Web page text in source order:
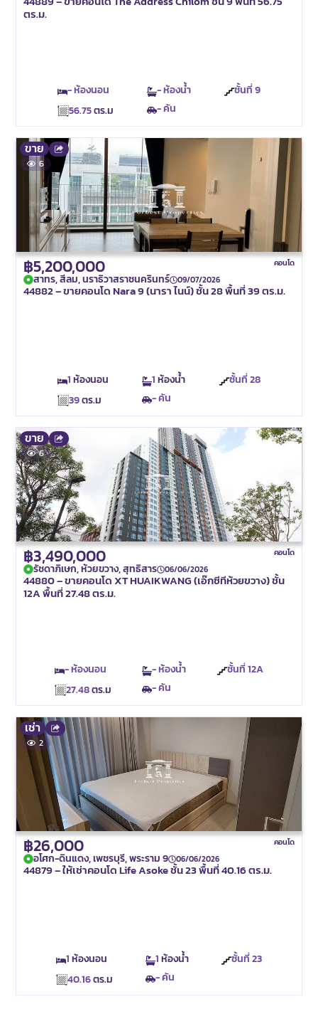
ตร.ม.
- ห้องนอน - ห้องน้ำ ชั้นที่9
56.75ตร.ม - คัน
ขาย
6
฿5,200,000 คอนโด
สาทร, สีลม, นราธิวาสราชนครินทร์ 09/07/2026
44882 – ขายคอนโด Nara 9 (นารา ไนน์) ชั้น 28 พื้นที่ 39 ตร.ม.
1ห้องนอน 1ห้องน้ำ ชั้นที่28
39ตร.ม - คัน
ขาย
6
฿3,490,000 คอนโด
รัชดาภิเษก, ห้วยขวาง, สุทธิสาร 06/06/2026
44880 – ขายคอนโด XT HUAIKWANG (เอ๊กซีทีห้วยขวาง) ชั้น
12A พื้นที่ 27.48 ตร.ม.
- ห้องนอน - ห้องน้ำ ชั้นที่12A
27.48ตร.ม - คัน
เช่า
2
฿26,000 คอนโด
อโศก-ดินแดง, เพชรบุรี, พระราม 9 06/06/2026
44879 – ให้เช่าคอนโด Life Asoke ชั้น 23 พื้นที่ 40.16 ตร.ม.
1ห้องนอน 1ห้องน้ำ ชั้นที่23
40.16ตร.ม - คัน